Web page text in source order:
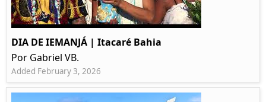
DIA DE IEMANJÁ | Itacaré Bahia
Por Gabriel VB.
Added February 3, 2026